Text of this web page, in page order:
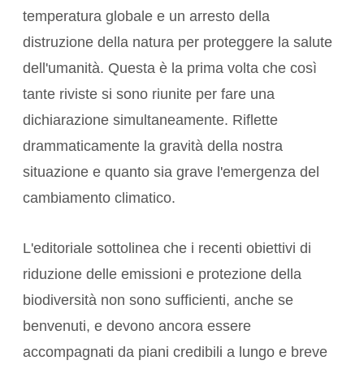
temperatura globale e un arresto della
distruzione della natura per proteggere la salute
dell'umanità. Questa è la prima volta che così
tante riviste si sono riunite per fare una
dichiarazione simultaneamente. Riflette
drammaticamente la gravità della nostra
situazione e quanto sia grave l'emergenza del
cambiamento climatico.
L'editoriale sottolinea che i recenti obiettivi di
riduzione delle emissioni e protezione della
biodiversità non sono sufficienti, anche se
benvenuti, e devono ancora essere
accompagnati da piani credibili a lungo e breve